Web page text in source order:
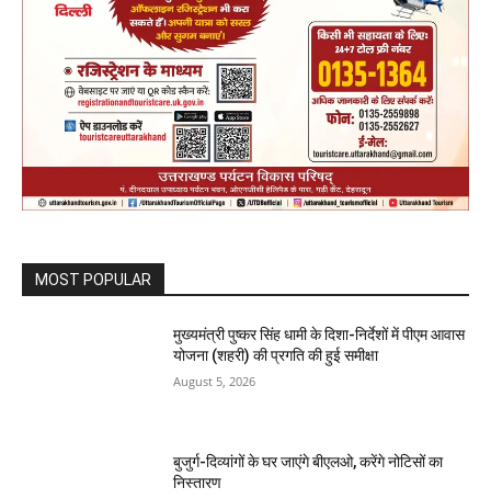
MOST POPULAR
मुख्यमंत्री पुष्कर सिंह धामी के दिशा-निर्देशों में पीएम आवास
योजना (शहरी) की प्रगति की हुई समीक्षा
August 5, 2026
बुजुर्ग-दिव्यांगों के घर जाएंगे बीएलओ, करेंगे नोटिसों का
निस्तारण